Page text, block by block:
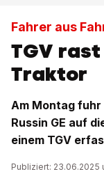
Fahrer aus
TGV
Traktor
Am Montag
Russin GE auf
einem TGV
Publiziert: 23.06.2025